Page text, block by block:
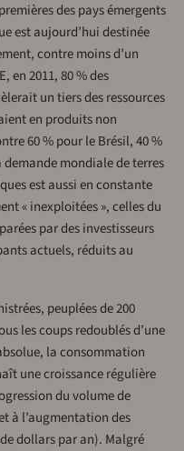
des pays émergents
est aujourd’hui destinée
contre moins d’un
en 2011, 80 % des
un tiers des ressources
en produits non
60 % pour le Brésil, 40 %
demande mondiale de terres
est aussi en constante
« inexploitées », celles du
par des investisseurs
actuels, réduits au
peuplées de 200
les coups redoublés d’une
la consommation
une croissance régulière
du volume de
à l’augmentation des
dollars par an). Malgré